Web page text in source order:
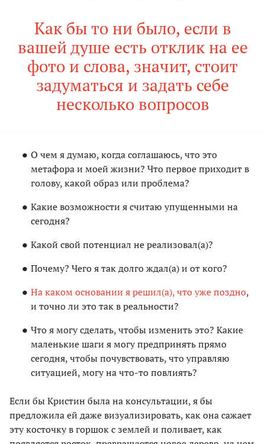
Как бы то ни было, если в
вашей душе есть отклик на ее
фото и слова, значит, стоит
задуматься и задать себе
несколько вопросов
О чем я думаю, когда соглашаюсь, что это
метафора и моей жизни? Что первое приходит в
голову, какой образ или проблема?
Какие возможности я считаю упущенными на
сегодня?
Какой свой потенциал не реализовал(а)?
Почему? Чего я так долго ждал(а) и от кого?
На каком основании я решил(а), что уже поздно,
и точно ли это так в реальности?
Что я могу сделать, чтобы изменить это? Какие
маленькие шаги я могу предпринять прямо
сегодня, чтобы почувствовать, что управляю
ситуацией, могу на что-то повлиять?
Если бы Кристин была на консультации, я бы
предложила ей даже визуализировать, как она сажает
эту косточку в горшок с землей и поливает, как